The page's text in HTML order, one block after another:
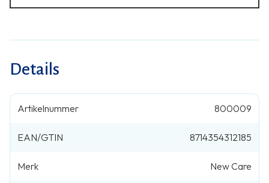
Details
Artikelnummer 800009
EAN/GTIN 8714354312185
Merk New Care